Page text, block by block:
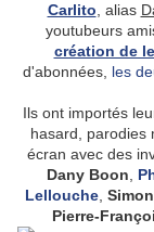
Carlito , alias
youtubeurs
création de
d'abonnées, les
Ils ont importés
hasard, parodies
écran avec des
Dany Boon
Lellouche,
Pierre-